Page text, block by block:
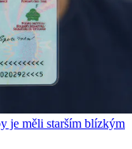
je měli starším blízkým